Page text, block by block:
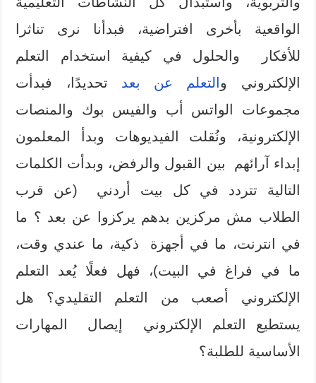
الواقعية بأخرى افتراضية، فبدأنا نرى تناثرا
للأفكار والحلول في كيفية استخدام التعلم
الإلكتروني و التعلم عن بعد تحديدًا، فبدأت
مجموعات الواتس أب والفيس بوك والمنصات
الإلكترونية، ونُقلت الفيديوهات وبدأ المعلمون
إبداء آرائهم بين القبول والرفض، وبدأت الكلمات
التالية تتردد في كل بيت أردني (عن قرب
الطلاب مش مركزين بدهم يركزوا عن بعد ؟ ما
في انترنت، ما في أجهزة ذكية، ما عندي وقت،
ما في فراغ في البيت)، فهل فعلًا يُعد التعلم
الإلكتروني أصعب من التعلم التقليدي؟ هل
يستطيع التعلم الإلكتروني إيصال المهارات
الأساسية للطلبة؟